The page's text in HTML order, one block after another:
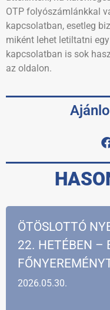
OTP folyószámlánkkal
kapcsolatban, esetleg
miként lehet letiltatni
kapcsolatban is sok
az oldalon.
2026.05.30.
ÖTÖSLOTTÓ
22. HETÉBEN –